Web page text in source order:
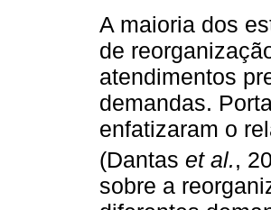
A maioria dos
de
atendimentos
demandas.
enfatizaram o
(Dantas et al.,
sobre a